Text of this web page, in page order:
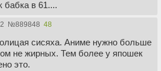
бабка в 61....
№889848 48
сисяха. Аниме нужно больше
не жирных. Тем более у япошек
это.